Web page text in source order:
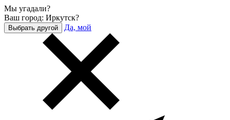
Мы угадали?
Ваш город: Иркутск?
Выбрать другой Да, мой